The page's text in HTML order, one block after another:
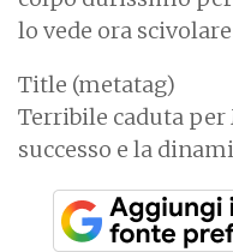
lo vede ora
Title (metatag)
Terribile caduta per
successo e la